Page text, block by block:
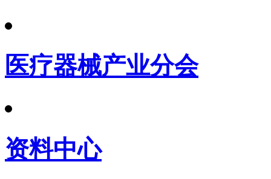
医疗器械产业分会
资料中心